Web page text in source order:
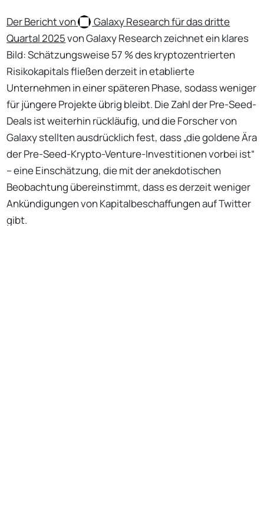
Der Bericht von GalaxyResearch für das dritte
Quartal 2025von Galaxy Research zeichnet ein klares
Bild: Schätzungsweise 57 % des kryptozentrierten
Risikokapitals fließen derzeit in etablierte
Unternehmen in einer späteren Phase, sodass weniger
für jüngere Projekte übrig bleibt. Die Zahl der Pre-Seed-
Deals ist weiterhin rückläufig, und die Forscher von
Galaxy stellten ausdrücklich fest, dass „die goldene Ära
der Pre-Seed-Krypto-Venture-Investitionen vorbei ist“
– eine Einschätzung, die mit der anekdotischen
Beobachtung übereinstimmt, dass es derzeit weniger
Ankündigungen von Kapitalbeschaffungen auf Twitter
gibt.